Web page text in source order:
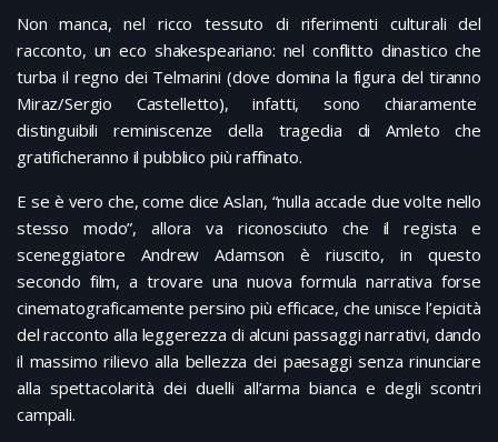
Non manca, nel ricco tessuto di riferimenti culturali del
racconto, un eco shakespeariano: nel conflitto dinastico che
turba il regno dei Telmarini (dove domina la figura del tiranno
Miraz/Sergio Castelletto), infatti, sono chiaramente
distinguibili reminiscenze della tragedia di Amleto che
gratificheranno il pubblico più raffinato.
E se è vero che, come dice Aslan, “nulla accade due volte nello
stesso modo”, allora va riconosciuto che il regista e
sceneggiatore Andrew Adamson è riuscito, in questo
secondo film, a trovare una nuova formula narrativa forse
cinematograficamente persino più efficace, che unisce l’epicità
del racconto alla leggerezza di alcuni passaggi narrativi, dando
il massimo rilievo alla bellezza dei paesaggi senza rinunciare
alla spettacolarità dei duelli all’arma bianca e degli scontri
campali.